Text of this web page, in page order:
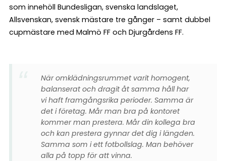
som innehöll Bundesligan, svenska landslaget,
Allsvenskan, svensk mästare tre gånger – samt dubbel
cupmästare med Malmö FF och Djurgårdens FF.
När omklädningsrummet varit homogent,
balanserat och dragit åt samma håll har
vi haft framgångsrika perioder. Samma är
det i företag. Mår man bra på kontoret
kommer man prestera. Mår din kollega bra
och kan prestera gynnar det dig i längden.
Samma som i ett fotbollslag. Man behöver
alla på topp för att vinna.